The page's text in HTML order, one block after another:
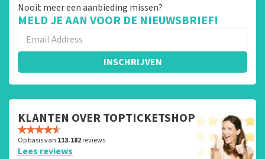
Nooit meer een aanbieding missen?
MELD JE AAN VOOR DE NIEUWSBRIEF!
INSCHRIJVEN
KLANTEN OVER TOPTICKETSHOP
Op basis van 113.182reviews
Lees reviews